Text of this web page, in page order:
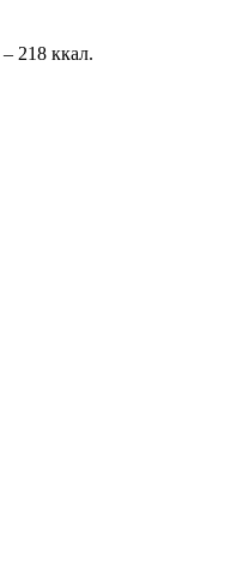
– 218 ккал.